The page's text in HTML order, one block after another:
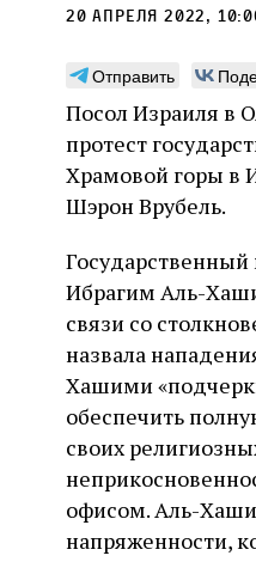
20 апреля 2022,
Отправить
Посол Израиля в
протест
Храмовой горы в
Шэрон Врубель.
Ибрагим Аль-
связи со
назвала
Хашими
обеспечить
своих
офисом. Аль-
напряженности,
Может
Повышенный
наряду с его
между
и атомизмом,
контексте его
готовности
Давид Б.